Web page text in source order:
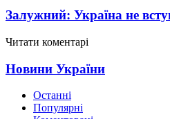
Залужний: Україна не
Читати коментарі
Новини України
Останні
Популярні